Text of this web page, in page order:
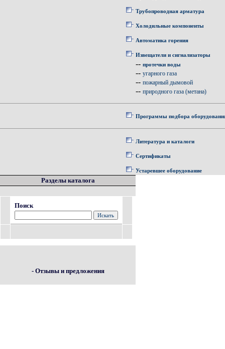
Трубопроводная арматура
Холодильные компоненты
Автоматика горения
Извещатели и сигнализаторы
-- протечки воды
-- угарного газа
-- пожарный дымовой
-- природного газа (метана)
Программы подбора
Литература и каталоги
Сертификаты
Устаревшее оборудование
Разделы каталога
Поиск
- Отзывы и предложения